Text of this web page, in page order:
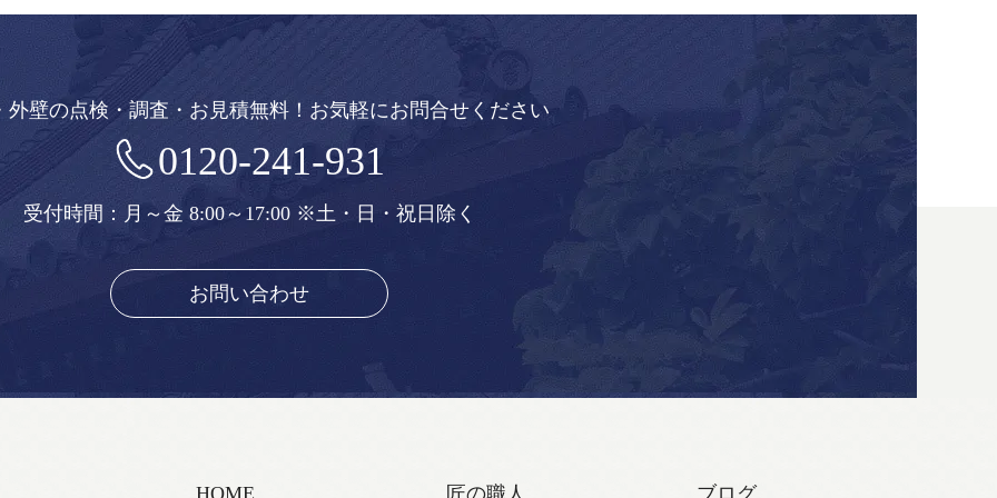
外壁の点検・調査・お見積無料！ お気軽にお問合せください
0120-241-931
受付時間：月～金 8:00～17:00 ※土・日・祝日除く
お問い合わせ
HOME 匠の職人 ブログ